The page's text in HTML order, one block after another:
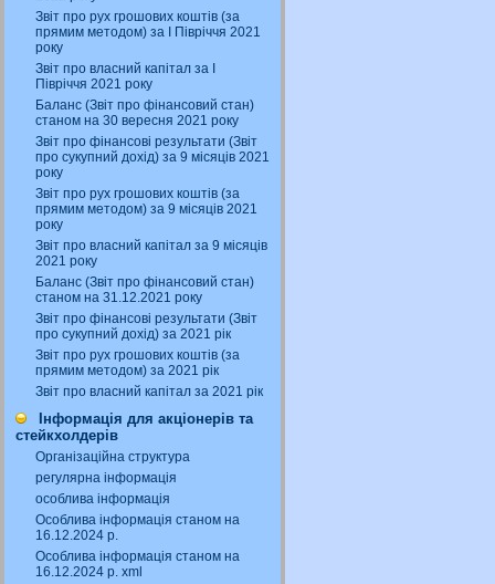
Звіт про рух грошових коштів (за
прямим методом) за І Півріччя 2021
року
Звіт про власний капітал за І
Півріччя 2021 року
Баланс (Звіт про фінансовий стан)
станом на 30 вересня 2021 року
Звіт про фінансові результати (Звіт
про сукупний дохід) за 9 місяців 2021
року
Звіт про рух грошових коштів (за
прямим методом) за 9 місяців 2021
року
Звіт про власний капітал за 9 місяців
2021 року
Баланс (Звіт про фінансовий стан)
станом на 31.12.2021 року
Звіт про фінансові результати (Звіт
про сукупний дохід) за 2021 рік
Звіт про рух грошових коштів (за
прямим методом) за 2021 рік
Звіт про власний капітал за 2021 рік
Інформація для акціонерів та
стейкхолдерів
Організаційна структура
регулярна інформація
особлива інформація
Особлива інформація станом на
16.12.2024 р.
Особлива інформація станом на
16.12.2024 р. xml